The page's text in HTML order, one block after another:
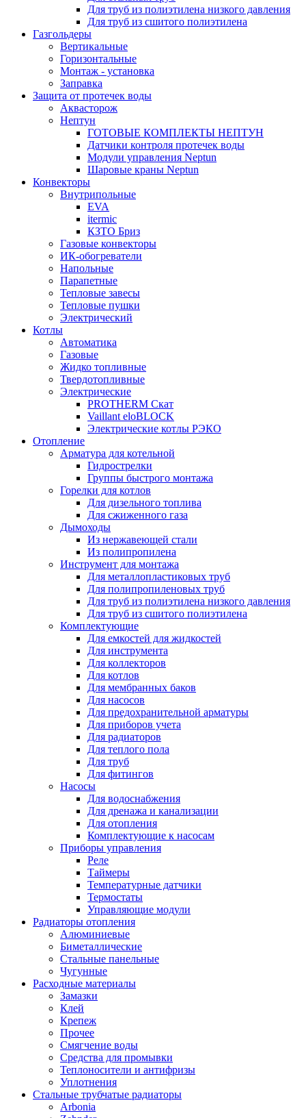
Для труб из полиэтилена низкого давления
Для труб из сшитого полиэтилена
Газгольдеры
Вертикальные
Горизонтальные
Монтаж - установка
Заправка
Защита от протечек воды
Аквасторож
Нептун
ГОТОВЫЕ КОМПЛЕКТЫ НЕПТУН
Датчики контроля протечек воды
Модули управления Neptun
Шаровые краны Neptun
Конвекторы
Внутрипольные
EVA
itermic
КЗТО Бриз
Газовые конвекторы
ИК-обогреватели
Напольные
Парапетные
Тепловые завесы
Тепловые пушки
Электрический
Котлы
Автоматика
Газовые
Жидко топливные
Твердотопливные
Электрические
PROTHERM Скат
Vaillant eloBLOCK
Электрические котлы РЭКО
Отопление
Арматура для котельной
Гидрострелки
Группы быстрого монтажа
Горелки для котлов
Для дизельного топлива
Для сжиженного газа
Дымоходы
Из нержавеющей стали
Из полипропилена
Инструмент для монтажа
Для металлопластиковых труб
Для полипропиленовых труб
Для труб из полиэтилена низкого давления
Для труб из сшитого полиэтилена
Комплектующие
Для емкостей для жидкостей
Для инструмента
Для коллекторов
Для котлов
Для мембранных баков
Для насосов
Для предохранительной арматуры
Для приборов учета
Для радиаторов
Для теплого пола
Для труб
Для фитингов
Насосы
Для водоснабжения
Для дренажа и канализации
Для отопления
Комплектующие к насосам
Приборы управления
Реле
Таймеры
Температурные датчики
Термостаты
Управляющие модули
Радиаторы отопления
Алюминиевые
Биметаллические
Стальные панельные
Чугунные
Расходные материалы
Замазки
Клей
Крепеж
Прочее
Смягчение воды
Средства для промывки
Теплоносители и антифризы
Уплотнения
Стальные трубчатые радиаторы
Arbonia